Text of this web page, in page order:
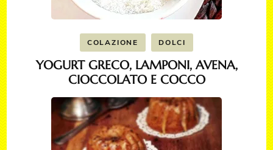
COLAZIONE DOLCI
YOGURT GRECO, LAMPONI, AVENA,
CIOCCOLATO E COCCO